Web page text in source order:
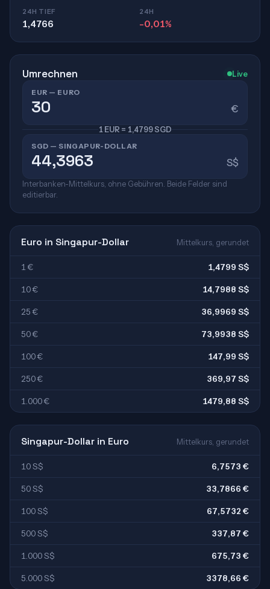
24H TIEF
1,4766
24H
-0,01%
Umrechnen Live
EUR — EURO
€
1 EUR = 1,4799 SGD
SGD — SINGAPUR-DOLLAR
S$
Interbanken-Mittelkurs, ohne Gebühren. Beide Felder sind
editierbar.
Euro in Singapur-Dollar Mittelkurs, gerundet
1 € 1,4799 S$
10 € 14,7988 S$
25 € 36,9969 S$
50 € 73,9938 S$
100 € 147,99 S$
250 € 369,97 S$
1.000 € 1479,88 S$
Singapur-Dollar in Euro Mittelkurs, gerundet
10 S$ 6,7573 €
50 S$ 33,7866 €
100 S$ 67,5732 €
500 S$ 337,87 €
1.000 S$ 675,73 €
5.000 S$ 3378,66 €